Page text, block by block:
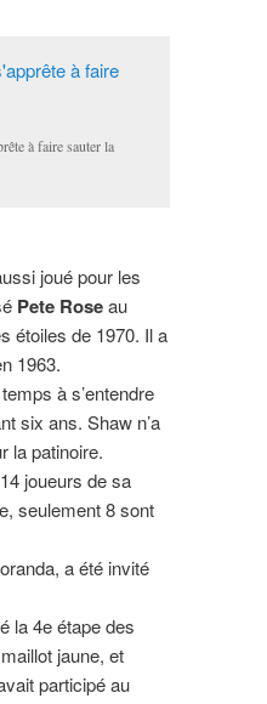
à faire sauter la
joué pour les
Pete Roseau
étoiles de 1970. Il a
1963.
à s’entendre
six ans. Shaw n’a
la patinoire.
joueurs de sa
seulement 8 sont
a été invité
la 4e étape des
jaune, et
participé au